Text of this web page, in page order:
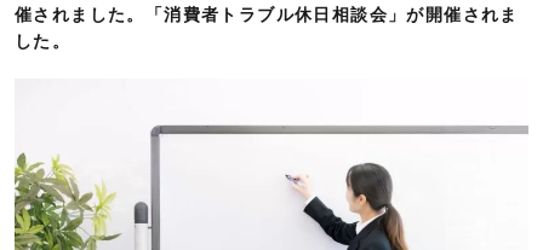
催されました。「消費者トラブル休日相談会」が開催されま
した。